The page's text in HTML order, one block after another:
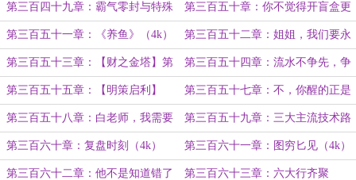
第三百四十九章：霸气零封与特殊
待遇（4k）
第三百五十章：你不觉得开盲盒更
有意思吗？（4k）
第三百五十一章：《养鱼》（4k） 第三百五十二章：姐姐，我们要永
远在一起（4k）
第三百五十三章：【财之金塔】第
三层，解锁！（4k）
第三百五十四章：流水不争先，争
的是滔滔不绝（4k）
第三百五十五章：【明策启利】
（4k）
第三百五十七章：不，你醒的正是
时候（4k）
第三百五十八章：白老师，我需要
你继续辅导我（4k）
第三百五十九章：三大主流技术路
线（4k）
第三百六十章：复盘时刻（4k） 第三百六十一章：图穷匕见（4k）
第三百六十二章：他不是知道错了 第三百六十三章：六大行齐聚